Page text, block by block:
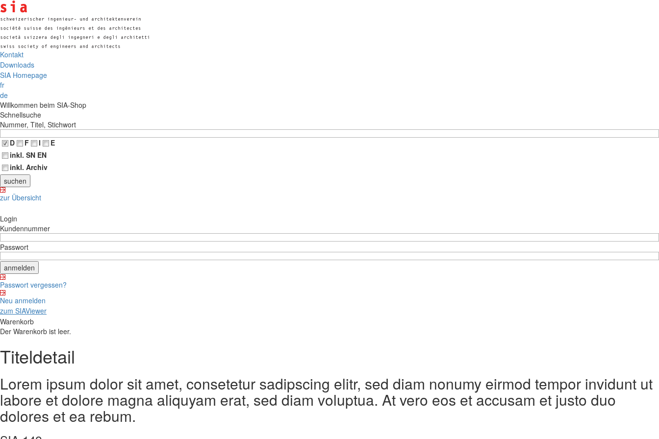
Kontakt
Downloads
SIA Homepage
fr
de
Willkommen beim SIA-Shop
Schnellsuche
Nummer, Titel, Stichwort
D
F I
E
inkl. SN EN
inkl. Archiv
zur Übersicht
Login
Kundennummer
Passwort
Passwort vergessen?
Neu anmelden
zum SIAViewer
Warenkorb
Der Warenkorb ist leer.
Titeldetail
Lorem ipsum dolor sit amet, consetetur sadipscing elitr, sed diam nonumy eirmod tempor invidunt ut
labore et dolore magna aliquyam erat, sed diam voluptua. At vero eos et accusam et justo duo
dolores et ea rebum.